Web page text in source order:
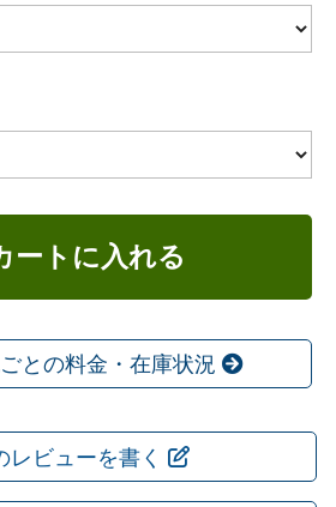
ートに入れる
との料金・在庫状況
レビューを書く